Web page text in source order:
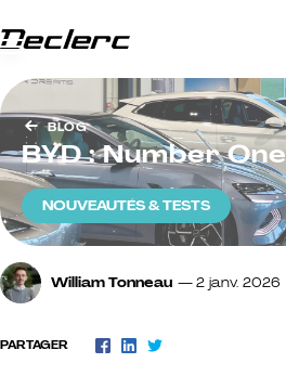
Passer au contenu
Groupe Declerc
Menu
BLOG
BYD : Number One
NOUVEAUTÉS & TESTS
William Tonneau 2 janv. 2026
PARTAGER
Facebook
LinkedIn